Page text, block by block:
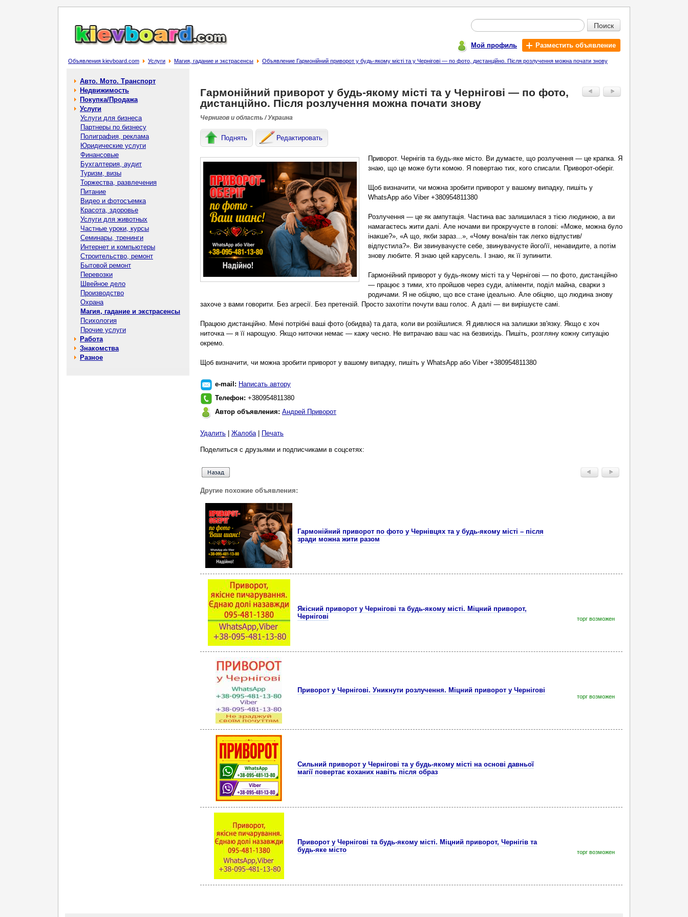
Поиск
Мой профиль Разместить объявление
Объявления kievboard.com Услуги Магия, гадание и экстрасенсы Объявление Гармонійний приворот у будь-якому місті та у Чернігові — по фото, дистанційно. Після розлучення можна почати знову
Авто. Мото. Транспорт
Недвижимость
Покупка/Продажа
Услуги
Услуги для бизнеса
Партнеры по бизнесу
Полиграфия, реклама
Юридические услуги
Финансовые
Бухгалтерия, аудит
Туризм, визы
Торжества, развлечения
Питание
Видео и фотосъемка
Красота, здоровье
Услуги для животных
Частные уроки, курсы
Семинары, тренинги
Интернет и компьютеры
Строительство, ремонт
Бытовой ремонт
Перевозки
Швейное дело
Производство
Охрана
Магия, гадание и экстрасенсы
Психология
Прочие услуги
Работа
Знакомства
Разное
Гармонійний приворот у будь-якому місті та у Чернігові — по фото,
дистанційно. Після розлучення можна почати знову
Чернигов и область / Украина
Поднять Редактировать
Приворот. Чернігів та будь-яке місто. Ви думаєте, що розлучення — це крапка. Я
знаю, що це може бути комою. Я повертаю тих, кого списали. Приворот-оберіг.
Щоб визначити, чи можна зробити приворот у вашому випадку, пишіть у
WhatsApp або Viber +380954811380
Розлучення — це як ампутація. Частина вас залишилася з тією людиною, а ви
намагаєтесь жити далі. Але ночами ви прокручуєте в голові: «Може, можна було
інакше?», «А що, якби зараз...», «Чому вона/він так легко відпустив/
відпустила?». Ви звинувачуєте себе, звинувачуєте його/її, ненавидите, а потім
знову любите. Я знаю цей карусель. І знаю, як її зупинити.
Гармонійний приворот у будь-якому місті та у Чернігові — по фото, дистанційно
— працює з тими, хто пройшов через суди, аліменти, поділ майна, сварки з
родичами. Я не обіцяю, що все стане ідеально. Але обіцяю, що людина знову
захоче з вами говорити. Без агресії. Без претензій. Просто захотіти почути ваш голос. А далі — ви вирішуєте самі.
Працюю дистанційно. Мені потрібні ваші фото (обидва) та дата, коли ви розійшлися. Я дивлюся на залишки зв'язку. Якщо є хоч
ниточка — я її нарощую. Якщо ниточки немає — кажу чесно. Не витрачаю ваш час на безвихідь. Пишіть, розгляну кожну ситуацію
окремо.
Щоб визначити, чи можна зробити приворот у вашому випадку, пишіть у WhatsApp або Viber +380954811380
e-mail: Написать автору
Телефон: +380954811380
Автор объявления: Андрей Приворот
Удалить Жалоба| Печать
Поделиться с друзьями и подписчиками в соцсетях:
Другие похожие объявления:
Гармонійний приворот по фото у Чернівцях та у будь-якому місті – після
зради можна жити разом
Якісний приворот у Чернігові та будь-якому місті. Міцний приворот,
Чернігові
торг возможен
Приворот у Чернігові. Уникнути розлучення. Міцний приворот у Чернігові
торг возможен
Сильний приворот у Чернігові та у будь-якому місті на основі давньої
магії повертає коханих навіть після образ
Приворот у Чернігові та будь-якому місті. Міцний приворот, Чернігів та
будь-яке місто
торг возможен